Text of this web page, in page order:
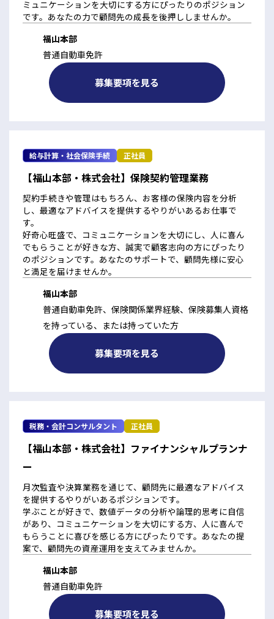
ミュニケーションを大切にする方にぴったりのポジション
です。あなたの力で顧問先の成長を後押ししませんか。
福山本部
普通自動車免許
募集要項を見る
給与計算・社会保険手続 正社員
【福山本部・株式会社】保険契約管理業務
契約手続きや管理はもちろん、お客様の保険内容を分析
し、最適なアドバイスを提供するやりがいあるお仕事で
す。
好奇心旺盛で、コミュニケーションを大切にし、人に喜ん
でもらうことが好きな方、誠実で顧客志向の方にぴったり
のポジションです。あなたのサポートで、顧問先様に安心
と満足を届けませんか。
福山本部
普通自動車免許、保険関係業界経験、保険募集人資格
を持っている、または持っていた方
募集要項を見る
税務・会計コンサルタント 正社員
【福山本部・株式会社】ファイナンシャルプランナ
ー
月次監査や決算業務を通じて、顧問先に最適なアドバイス
を提供するやりがいあるポジションです。
学ぶことが好きで、数値データの分析や論理的思考に自信
があり、コミュニケーションを大切にする方、人に喜んで
もらうことに喜びを感じる方にぴったりです。あなたの提
案で、顧問先の資産運用を支えてみませんか。
福山本部
普通自動車免許
募集要項を見る